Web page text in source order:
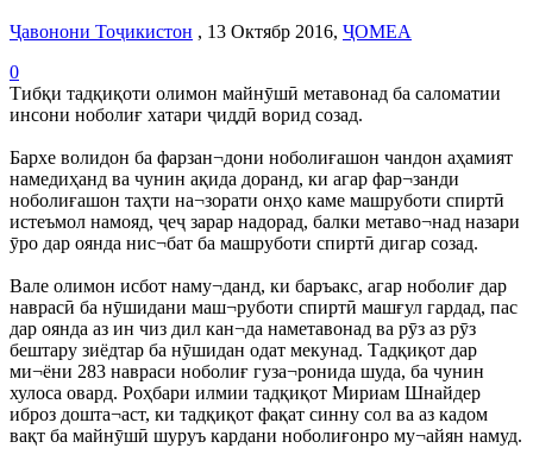
Ҷавонони Тоҷикистон , 13 Октябр 2016, ҶОМЕА
0
Тибқи тадқиқоти олимон майнӯшӣ метавонад ба саломатии
инсони ноболиғ хатари ҷиддӣ ворид созад.
Бархе волидон ба фарзан¬дони ноболиғашон чандон аҳамият
намедиҳанд ва чунин ақида доранд, ки агар фар¬занди
ноболиғашон таҳти на¬зорати онҳо каме машруботи спиртӣ
истеъмол намояд, ҷеҷ зарар надорад, балки метаво¬над назари
ӯро дар оянда нис¬бат ба машруботи спиртӣ дигар созад.
Вале олимон исбот наму¬данд, ки баръакс, агар ноболиғ дар
наврасӣ ба нӯшидани маш¬руботи спиртӣ машғул гардад, пас
дар оянда аз ин чиз дил кан¬да наметавонад ва рӯз аз рӯз
бештару зиёдтар ба нӯшидан одат мекунад. Тадқиқот дар
ми¬ёни 283 навраси ноболиғ гуза¬ронида шуда, ба чунин
хулоса овард. Роҳбари илмии тадқиқот Мириам Шнайдер
иброз дошта¬аст, ки тадқиқот фақат синну сол ва аз кадом
вақт ба майнӯшӣ шуруъ кардани ноболиғонро му¬айян намуд.